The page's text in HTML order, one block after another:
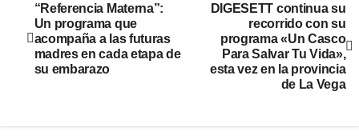
“Referencia Materna”:
Un programa que
acompaña a las futuras
madres en cada etapa de
su embarazo
DIGESETT continua su
recorrido con su
programa «Un Casco
Para Salvar Tu Vida»,
esta vez en la provincia
de La Vega